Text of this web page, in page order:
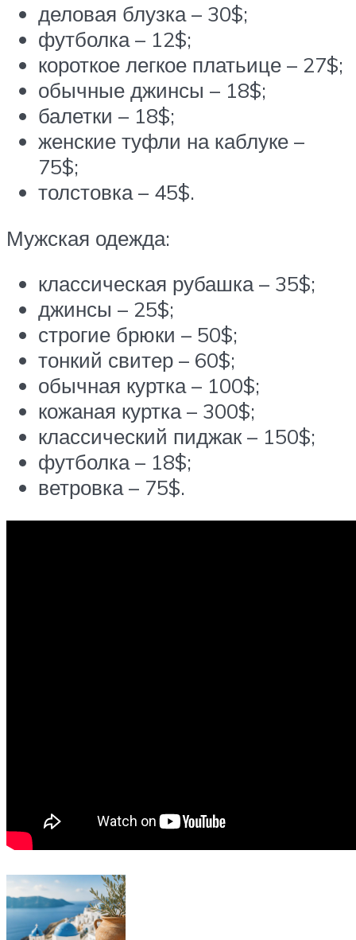
деловая блузка – 30$;
футболка – 12$;
короткое легкое платьице – 27$;
обычные джинсы – 18$;
балетки – 18$;
женские туфли на каблуке –
75$;
толстовка – 45$.
Мужская одежда:
классическая рубашка – 35$;
джинсы – 25$;
строгие брюки – 50$;
тонкий свитер – 60$;
обычная куртка – 100$;
кожаная куртка – 300$;
классический пиджак – 150$;
футболка – 18$;
ветровка – 75$.